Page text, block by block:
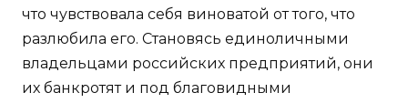
что чувствовала себя виноватой от того, что
разлюбила его. Становясь единоличными
владельцами российских предприятий, они
их банкротят и под благовидными